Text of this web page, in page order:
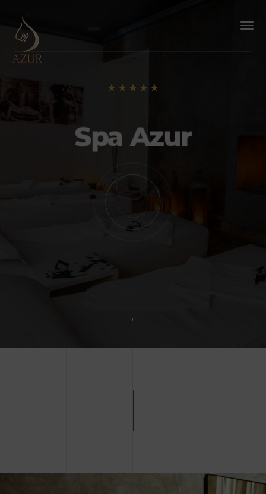
Spa Azur